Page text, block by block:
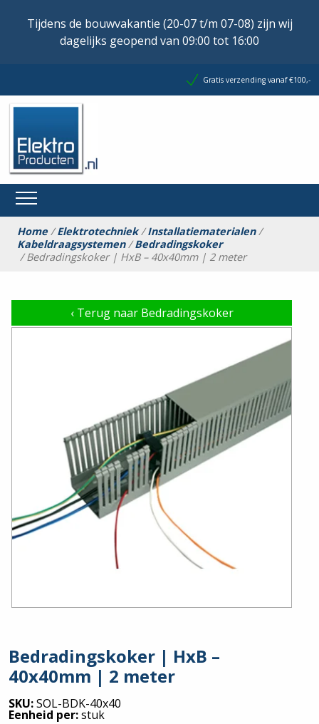
Tijdens de bouwvakantie (20-07 t/m 07-08) zijn wij
dagelijks geopend van 09:00 tot 16:00
Gratis verzending vanaf €100,-
Home/Elektrotechniek/Installatiematerialen/
Kabeldraagsystemen/Bedradingskoker
/ Bedradingskoker | HxB – 40x40mm | 2 meter
‹Terug naar Bedradingskoker
Bedradingskoker | HxB –
40x40mm | 2 meter
SKU:SOL-BDK-40x40
Eenheid per:stuk